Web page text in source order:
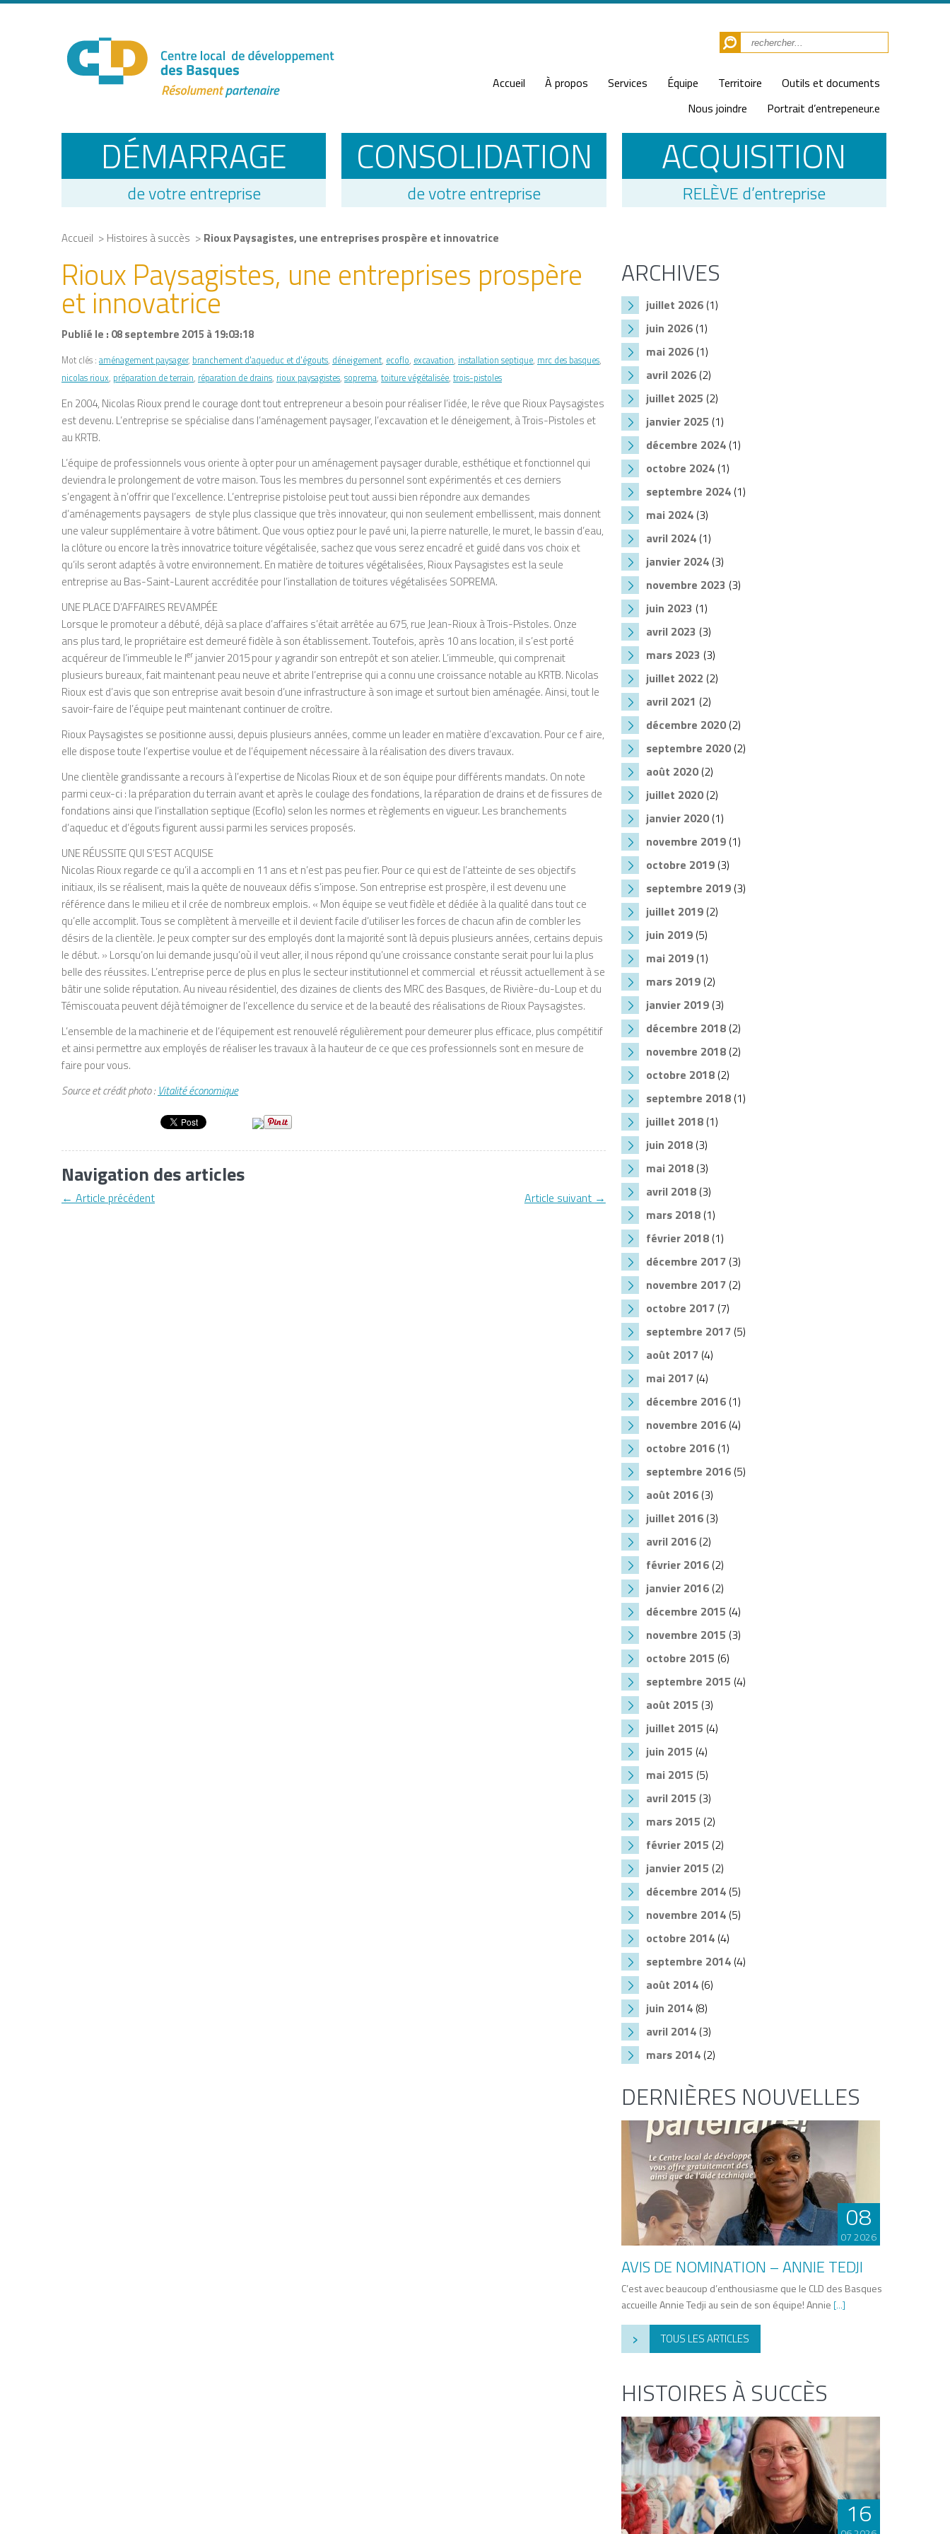
Accueil À propos Services Équipe Territoire
Outils et documents
Nous joindre
Portrait d’entrepeneur.e
DÉMARRAGE
de votre entreprise
CONSOLIDATION
de votre entreprise
ACQUISITION
RELÈVE d’entreprise
Accueil > Histoires à succès > Rioux Paysagistes, une entreprises prospère et innovatrice
Rioux Paysagistes, une entreprises prospère
et innovatrice
Publié le : 08 septembre 2015 à 19:03:18
Mot clés : aménagement paysager, branchement d'aqueduc et d'égouts, déneigement, ecoflo, excavation, installation septique, mrc des basques,
nicolas rioux, préparation de terrain, réparation de drains, rioux paysagistes, soprema, toiture végétalisée, trois-pistoles
En 2004, Nicolas Rioux prend le courage dont tout entrepreneur a besoin pour réaliser l’idée, le rêve que Rioux Paysagistes
est devenu. L’entreprise se spécialise dans l’aménagement paysager, l’excavation et le déneigement, à Trois-Pistoles et
au KRTB.
L’équipe de professionnels vous oriente à opter pour un aménagement paysager durable, esthétique et fonctionnel qui
deviendra le prolongement de votre maison. Tous les membres du personnel sont expérimentés et ces derniers
s’engagent à n’offrir que l’excellence. L’entreprise pistoloise peut tout aussi bien répondre aux demandes
d’aménagements paysagers de style plus classique que très innovateur, qui non seulement embellissent, mais donnent
une valeur supplémentaire à votre bâtiment. Que vous optiez pour le pavé uni, la pierre naturelle, le muret, le bassin d’eau,
la clôture ou encore la très innovatrice toiture végétalisée, sachez que vous serez encadré et guidé dans vos choix et
qu’ils seront adaptés à votre environnement. En matière de toitures végétalisées, Rioux Paysagistes est la seule
entreprise au Bas-Saint-Laurent accréditée pour l’installation de toitures végétalisées SOPREMA.
UNE PLACE D’AFFAIRES REVAMPÉE
Lorsque le promoteur a débuté, déjà sa place d’affaires s’était arrêtée au 675, rue Jean-Rioux à Trois-Pistoles. Onze
ans plus tard, le propriétaire est demeuré fidèle à son établissement. Toutefois, après 10 ans location, il s’est porté
acquéreur de l’immeuble le ler janvier 2015 pour yagrandir son entrepôt et son atelier. L’immeuble, qui comprenait
plusieurs bureaux, fait maintenant peau neuve et abrite l’entreprise qui a connu une croissance notable au KRTB. Nicolas
Rioux est d’avis que son entreprise avait besoin d’une infrastructure à son image et surtout bien aménagée. Ainsi, tout le
savoir-faire de l’équipe peut maintenant continuer de croître.
Rioux Paysagistes se positionne aussi, depuis plusieurs années, comme un leader en matière d’excavation. Pour ce f aire,
elle dispose toute l’expertise voulue et de l’équipement nécessaire à la réalisation des divers travaux.
Une clientèle grandissante a recours à l’expertise de Nicolas Rioux et de son équipe pour différents mandats. On note
parmi ceux-ci : la préparation du terrain avant et après le coulage des fondations, la réparation de drains et de fissures de
fondations ainsi que l’installation septique (Ecoflo) selon les normes et règlements en vigueur. Les branchements
d’aqueduc et d’égouts figurent aussi parmi les services proposés.
UNE RÉUSSITE QUI S’EST ACQUISE
Nicolas Rioux regarde ce qu’il a accompli en 11 ans et n’est pas peu fier. Pour ce qui est de l’atteinte de ses objectifs
initiaux, ils se réalisent, mais la quête de nouveaux défis s’impose. Son entreprise est prospère, il est devenu une
référence dans le milieu et il crée de nombreux emplois. « Mon équipe se veut fidèle et dédiée à la qualité dans tout ce
qu’elle accomplit. Tous se complètent à merveille et il devient facile d’utiliser les forces de chacun afin de combler les
désirs de la clientèle. Je peux compter sur des employés dont la majorité sont là depuis plusieurs années, certains depuis
le début. » Lorsqu’on lui demande jusqu’où il veut aller, il nous répond qu’une croissance constante serait pour lui la plus
belle des réussites. L’entreprise perce de plus en plus le secteur institutionnel et commercial et réussit actuellement à se
bâtir une solide réputation. Au niveau résidentiel, des dizaines de clients des MRC des Basques, de Rivière-du-Loup et du
Témiscouata peuvent déjà témoigner de l’excellence du service et de la beauté des réalisations de Rioux Paysagistes.
L’ensemble de la machinerie et de l’équipement est renouvelé régulièrement pour demeurer plus efficace, plus compétitif
et ainsi permettre aux employés de réaliser les travaux à la hauteur de ce que ces professionnels sont en mesure de
faire pour vous.
Source et crédit photo :Vitalité économique
Navigation des articles
← Article précédent Article suivant →
ARCHIVES
juillet 2026(1)
juin 2026(1)
mai 2026(1)
avril 2026(2)
juillet 2025 (2)
janvier 2025 (1)
décembre 2024(1)
octobre 2024(1)
septembre 2024(1)
mai 2024(3)
avril 2024(1)
janvier 2024(3)
novembre 2023 (3)
juin 2023 (1)
avril 2023 (3)
mars 2023 (3)
juillet 2022 (2)
avril 2021 (2)
décembre 2020(2)
septembre 2020(2)
août 2020(2)
juillet 2020(2)
janvier 2020(1)
novembre 2019(1)
octobre 2019(3)
septembre 2019(3)
juillet 2019(2)
juin 2019(5)
mai 2019(1)
mars 2019(2)
janvier 2019(3)
décembre 2018(2)
novembre 2018(2)
octobre 2018(2)
septembre 2018(1)
juillet 2018(1)
juin 2018(3)
mai 2018(3)
avril 2018(3)
mars 2018(1)
février 2018(1)
décembre 2017(3)
novembre 2017(2)
octobre 2017(7)
septembre 2017(5)
août 2017(4)
mai 2017(4)
décembre 2016(1)
novembre 2016(4)
octobre 2016(1)
septembre 2016(5)
août 2016(3)
juillet 2016(3)
avril 2016(2)
février 2016(2)
janvier 2016(2)
décembre 2015 (4)
novembre 2015 (3)
octobre 2015 (6)
septembre 2015 (4)
août 2015 (3)
juillet 2015 (4)
juin 2015 (4)
mai 2015 (5)
avril 2015 (3)
mars 2015 (2)
février 2015 (2)
janvier 2015 (2)
décembre 2014(5)
novembre 2014(5)
octobre 2014(4)
septembre 2014(4)
août 2014(6)
juin 2014(8)
avril 2014(3)
mars 2014(2)
DERNIÈRES NOUVELLES
08
07 2026
AVIS DE NOMINATION – ANNIE TEDJI
C’est avec beaucoup d’enthousiasme que le CLD des Basques
accueille Annie Tedji au sein de son équipe! Annie [...]
› TOUS LES ARTICLES
HISTOIRES À SUCCÈS
16